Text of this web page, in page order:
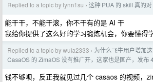
Replied to a topic by lynn1su › 这种 PUA 的 skill 真的对
能干干，不能干滚，你不干有的是 AI 干
我给你提供了这么好的学习锻炼机会，你要懂得
Replied to a topic by wula2333 › 为什么飞牛用户增加
CasaOS 的 ZimaOS 没有推广开，这家也是国产，发布
钱不够呗，反正我就见过几个 casaos 的视频，